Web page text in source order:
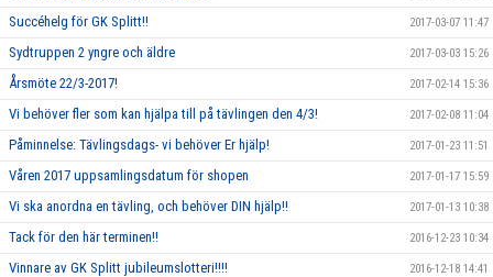
Succéhelg för GK Splitt!! 2017-03-07 11:47
Sydtruppen 2 yngre och äldre 2017-03-03 15:26
Årsmöte 22/3-2017! 2017-02-14 15:36
Vi behöver fler som kan hjälpa till på tävlingen den 4/3! 2017-02-08 11:04
Påminnelse: Tävlingsdags- vi behöver Er hjälp! 2017-01-23 11:51
Våren 2017 uppsamlingsdatum för shopen 2017-01-17 15:59
Vi ska anordna en tävling, och behöver DIN hjälp!! 2017-01-13 10:38
Tack för den här terminen!! 2016-12-23 10:34
Vinnare av GK Splitt jubileumslotteri!!!! 2016-12-18 14:41